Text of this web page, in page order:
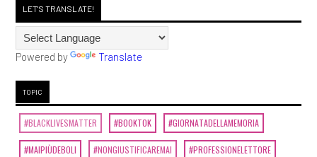
LET'S TRANSLATE!
Powered by Translate
TOPIC
#BLACKLIVESMATTER #BOOKTOK #GIORNATADELLAMEMORIA
#MAIPIÙDEBOLI #NONGIUSTIFICAREMAI #PROFESSIONELETTORE